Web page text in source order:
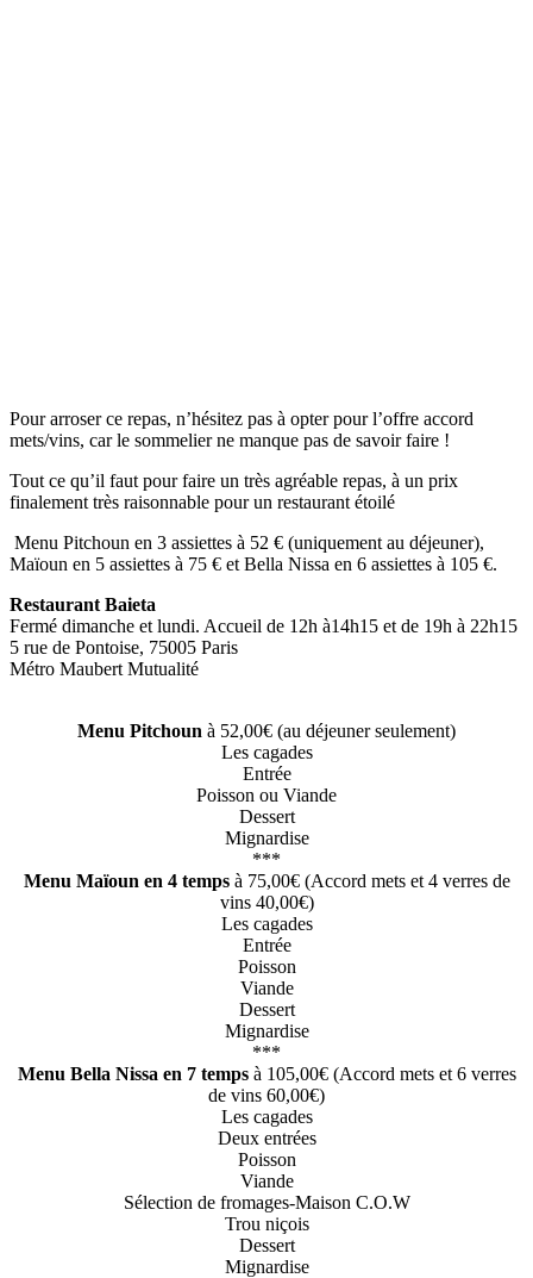
Pour arroser ce repas, n’hésitez pas à opter pour l’offre accord
mets/vins, car le sommelier ne manque pas de savoir faire !
Tout ce qu’il faut pour faire un très agréable repas, à un prix
finalement très raisonnable pour un restaurant étoilé
Menu Pitchoun en 3 assiettes à 52 € (uniquement au déjeuner),
Maïoun en 5 assiettes à 75 € et Bella Nissa en 6 assiettes à 105 €.
Restaurant Baieta
Fermé dimanche et lundi. Accueil de 12h à14h15 et de 19h à 22h15
5 rue de Pontoise, 75005 Paris
Métro Maubert Mutualité
Menu Pitchoun à 52,00€ (au déjeuner seulement)
Les cagades
Entrée
Poisson ou Viande
Dessert
Mignardise
***
Menu Maïoun en 4 tempsà 75,00€ (Accord mets et 4 verres de
vins 40,00€)
Les cagades
Entrée
Poisson
Viande
Dessert
Mignardise
***
Menu Bella Nissa en 7 tempsà 105,00€ (Accord mets et 6 verres
de vins 60,00€)
Les cagades
Deux entrées
Poisson
Viande
Sélection de fromages-Maison C.O.W
Trou niçois
Dessert
Mignardise